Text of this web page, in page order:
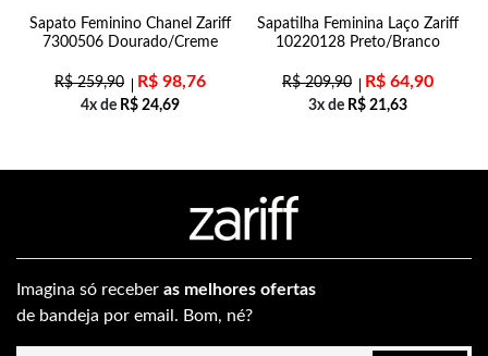
Sapato Feminino Chanel Zariff
7300506 Dourado/Creme
R$259,90 R$ 98,76
4x de R$ 24,69
Sapatilha Feminina Laço Zariff
10220128 Preto/Branco
R$209,90 R$ 64,90
3x de R$ 21,63
Imagina só receber as melhores ofertas
de bandeja por email. Bom, né?